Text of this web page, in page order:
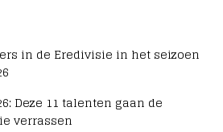
in de Eredivisie in het seizoen
Deze 11 talenten gaan de
verrassen